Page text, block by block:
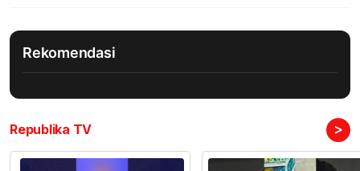
Rekomendasi
Republika TV >